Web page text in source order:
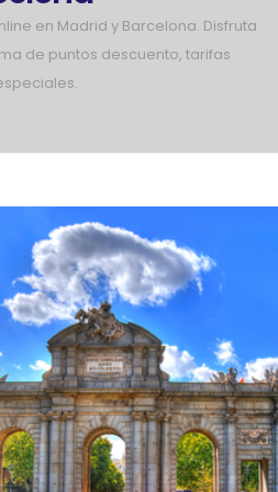
en Madrid y Barcelona. Disfruta
de puntos descuento, tarifas